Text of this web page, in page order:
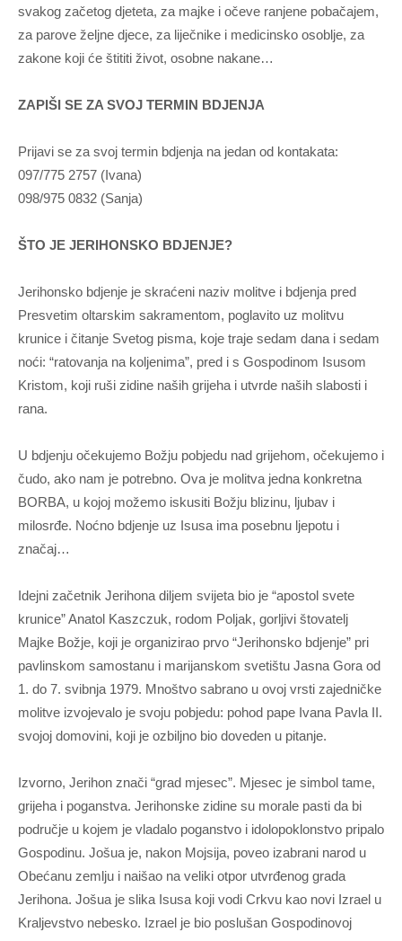
svakog začetog djeteta, za majke i očeve ranjene pobačajem,
za parove željne djece, za liječnike i medicinsko osoblje, za
zakone koji će štititi život, osobne nakane…
ZAPIŠI SE ZA SVOJ TERMIN BDJENJA
Prijavi se za svoj termin bdjenja na jedan od kontakata:
097/775 2757 (Ivana)
098/975 0832 (Sanja)
ŠTO JE JERIHONSKO BDJENJE?
Jerihonsko bdjenje je skraćeni naziv molitve i bdjenja pred
Presvetim oltarskim sakramentom, poglavito uz molitvu
krunice i čitanje Svetog pisma, koje traje sedam dana i sedam
noći: “ratovanja na koljenima”, pred i s Gospodinom Isusom
Kristom, koji ruši zidine naših grijeha i utvrde naših slabosti i
rana.
U bdjenju očekujemo Božju pobjedu nad grijehom, očekujemo i
čudo, ako nam je potrebno. Ova je molitva jedna konkretna
BORBA, u kojoj možemo iskusiti Božju blizinu, ljubav i
milosrđe. Noćno bdjenje uz Isusa ima posebnu ljepotu i
značaj…
Idejni začetnik Jerihona diljem svijeta bio je “apostol svete
krunice” Anatol Kaszczuk, rodom Poljak, gorljivi štovatelj
Majke Božje, koji je organizirao prvo “Jerihonsko bdjenje” pri
pavlinskom samostanu i marijanskom svetištu Jasna Gora od
1. do 7. svibnja 1979. Mnoštvo sabrano u ovoj vrsti zajedničke
molitve izvojevalo je svoju pobjedu: pohod pape Ivana Pavla II.
svojoj domovini, koji je ozbiljno bio doveden u pitanje.
Izvorno, Jerihon znači “grad mjesec”. Mjesec je simbol tame,
grijeha i poganstva. Jerihonske zidine su morale pasti da bi
područje u kojem je vladalo poganstvo i idolopoklonstvo pripalo
Gospodinu. Jošua je, nakon Mojsija, poveo izabrani narod u
Obećanu zemlju i naišao na veliki otpor utvrđenog grada
Jerihona. Jošua je slika Isusa koji vodi Crkvu kao novi Izrael u
Kraljevstvo nebesko. Izrael je bio poslušan Gospodinovoj